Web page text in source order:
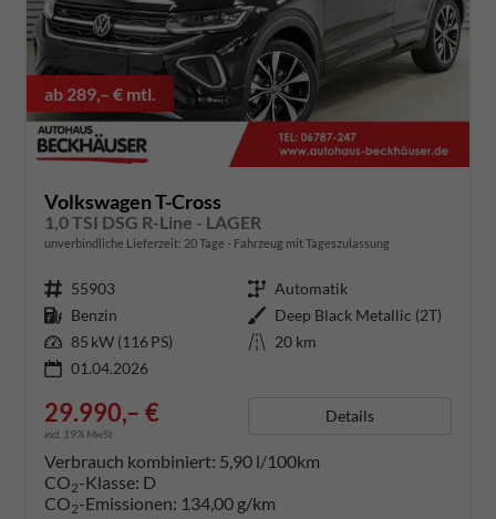
ab 289,– € mtl.
Volkswagen T-Cross
1,0 TSI DSG R-Line - LAGER
unverbindliche Lieferzeit: 20 Tage Fahrzeug mit Tageszulassung
Fahrzeugnummer 55903 Getriebe Automatik
Kraftstoff Benzin Außenfarbe Deep Black Metallic (2T)
Leistung 85 kW (116 PS) Kilometerstand 20 km
01.04.2026
29.990,– €
incl. 19% MwSt.
Details
Verbrauch kombiniert: 5,90 l/100km
CO2-Klasse: D
CO2-Emissionen: 134,00 g/km